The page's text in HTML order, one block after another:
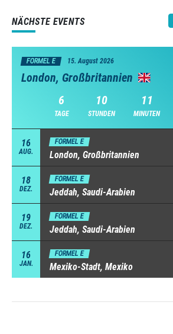
NÄCHSTE EVENTS
FORMEL E 15. August 2026
London, Großbritannien
6
TAGE
10
STUNDEN
11
MINUTEN
16
AUG.
FORMEL E
London, Großbritannien
18
DEZ.
FORMEL E
Jeddah, Saudi-Arabien
19
DEZ.
FORMEL E
Jeddah, Saudi-Arabien
16
JAN.
FORMEL E
Mexiko-Stadt, Mexiko